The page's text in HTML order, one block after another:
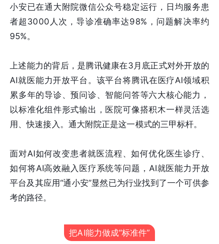
小安已在通大附院微信公众号稳定运行，日均服务患
者超3000人次，导诊准确率达98%，问题解决率约
95%。
上述能力的背后，是腾讯健康在3月底正式对外开放的
AI就医能力开放平台。该平台将腾讯在医疗AI领域积
累多年的导诊、预问诊、智能问答等六大核心能力，
以标准化组件形式输出，医院可像搭积木一样灵活选
用、快速接入。通大附院正是这一模式的三甲标杆。
面对AI如何改变患者就医流程、如何优化医生诊疗、
如何将AI高效融入医疗系统等问题，AI就医能力开放
平台及其应用“通小安”显然已为行业找到了一个可供参
考的路径。
把AI能力做成“标准件”